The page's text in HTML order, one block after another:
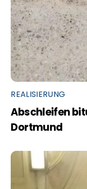
REALISIERUNG
Abschleifen
Dortmund